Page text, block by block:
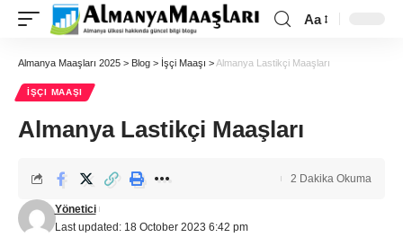
Aa
Almanya Maaşları 2025 > Blog > İşçi Maaşı >Almanya Lastikçi Maaşları
İŞÇI MAAŞI
Almanya Lastikçi Maaşları
Last updated: 18 October 2023 6:42 pm
Yönetici
2 Dakika Okuma